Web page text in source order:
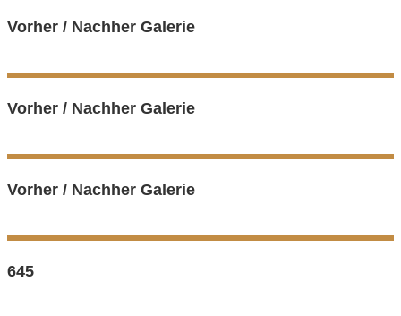
Vorher / Nachher Galerie
Vorher / Nachher Galerie
Vorher / Nachher Galerie
645